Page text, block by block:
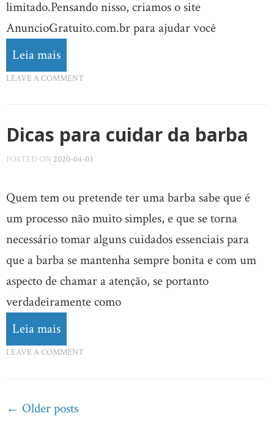
limitado.Pensando nisso, criamos o site
AnuncioGratuito.com.br para ajudar você
Leia mais
LEAVE A COMMENT
Dicas para cuidar da barba
POSTED ON 2020-04-03
Quem tem ou pretende ter uma barba sabe que é
um processo não muito simples, e que se torna
necessário tomar alguns cuidados essenciais para
que a barba se mantenha sempre bonita e com um
aspecto de chamar a atenção, se portanto
verdadeiramente como
Leia mais
LEAVE A COMMENT
Posts
← Older posts